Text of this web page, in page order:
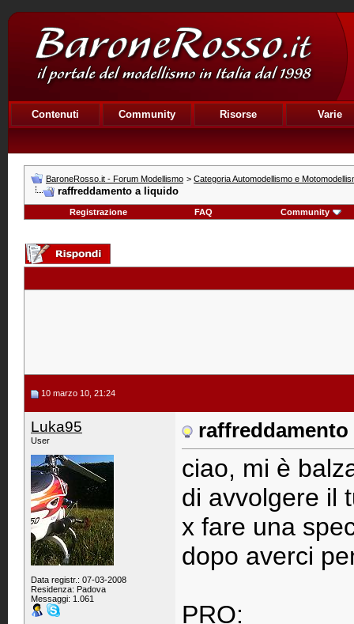
Contenuti Community Risorse Varie
BaroneRosso.it - Forum Modellismo > Categoria Automodellismo e
raffreddamento a liquido
Registrazione FAQ Community
10 marzo 10, 21:24
Luka95
User
Data registr.: 07-03-2008
Residenza: Padova
Messaggi: 1.061
ciao, mi è
di avvolgere il
x fare una
dopo averci
PRO: